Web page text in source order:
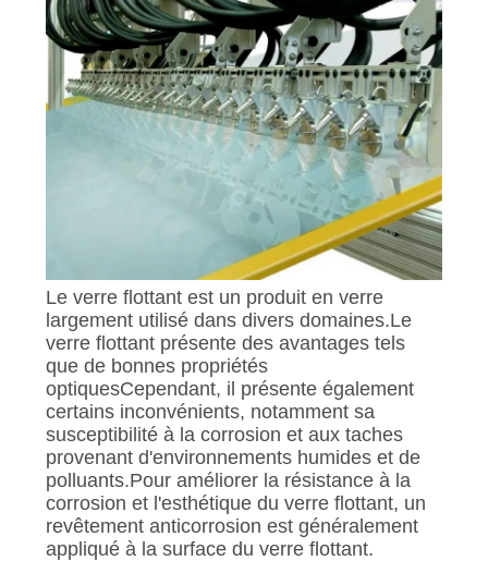
Le verre flottant est un produit en verre
largement utilisé dans divers domaines.Le
verre flottant présente des avantages tels
que de bonnes propriétés
optiquesCependant, il présente également
certains inconvénients, notamment sa
susceptibilité à la corrosion et aux taches
provenant d'environnements humides et de
polluants.Pour améliorer la résistance à la
corrosion et l'esthétique du verre flottant, un
revêtement anticorrosion est généralement
appliqué à la surface du verre flottant.